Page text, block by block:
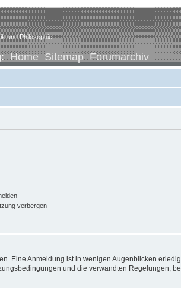
und Philosophie
Home Sitemap Forumarchiv
verbergen
Eine Anmeldung ist in wenigen Augenblicken
und die verwandten Regelungen,